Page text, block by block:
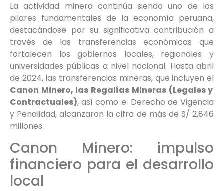
La actividad minera continúa siendo uno de los
pilares fundamentales de la economía peruana,
destacándose por su significativa contribución a
través de las transferencias económicas que
fortalecen los gobiernos locales, regionales y
universidades públicas a nivel nacional. Hasta abril
de 2024, las transferencias mineras, que incluyen el
Canon Minero, las Regalías Mineras (Legales y
Contractuales), así como el Derecho de Vigencia
y Penalidad, alcanzaron la cifra de más de S/ 2,846
millones.
Canon Minero: impulso
financiero para el desarrollo
local